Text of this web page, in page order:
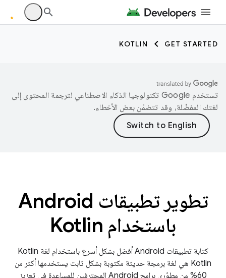
GET STARTED
KOTLIN
تستخدم Google تكنولوجيا الذكاء الاصطناعي لترجمة المحتوى إلى
لغتك المفضّلة، وقد تتضمّن بعض الأخطاء.
تطوير تطبيقات Android
باستخدام Kotlin
كتابة تطبيقات Android أفضل بشكل أسرع باستخدام لغة Kotlin
Kotlin هي لغة برمجة حديثة مكتوبة بشكل ثابت يستخدمها أكثر من
60% من مطوّري برامج Android المحترفين للمساعدة في تعزيز